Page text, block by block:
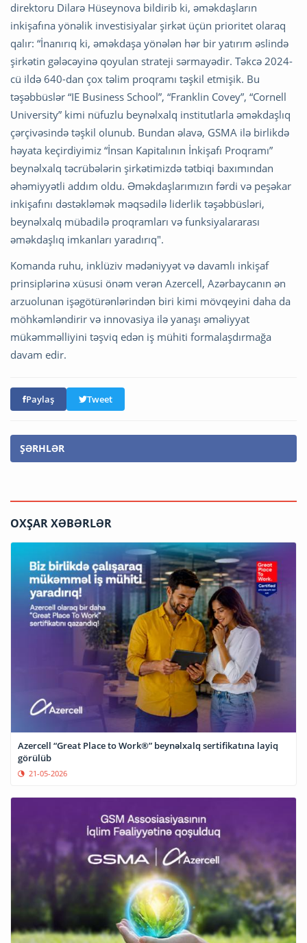
direktoru Dilarə Hüseynova bildirib ki, əməkdaşların
inkişafına yönəlik investisiyalar şirkət üçün prioritet olaraq
qalır: “İnanırıq ki, əməkdaşa yönələn hər bir yatırım əslində
şirkətin gələcəyinə qoyulan strateji sərmayədir. Təkcə 2024-
cü ildə 640-dan çox təlim proqramı təşkil etmişik. Bu
təşəbbüslər “IE Business School”, “Franklin Covey”, “Cornell
University” kimi nüfuzlu beynəlxalq institutlarla əməkdaşlıq
çərçivəsində təşkil olunub. Bundan əlavə, GSMA ilə birlikdə
həyata keçirdiyimiz “İnsan Kapitalının İnkişafı Proqramı”
beynəlxalq təcrübələrin şirkətimizdə tətbiqi baxımından
əhəmiyyətli addım oldu. Əməkdaşlarımızın fərdi və peşəkar
inkişafını dəstəkləmək məqsədilə liderlik təşəbbüsləri,
beynəlxalq mübadilə proqramları və funksiyalararası
əməkdaşlıq imkanları yaradırıq".
Komanda ruhu, inklüziv mədəniyyət və davamlı inkişaf
prinsiplərinə xüsusi önəm verən Azercell, Azərbaycanın ən
arzuolunan işəgötürənlərindən biri kimi mövqeyini daha da
möhkəmləndirir və innovasiya ilə yanaşı əməliyyat
mükəmməlliyini təşviq edən iş mühiti formalaşdırmağa
davam edir.
Paylaş Tweet
ŞƏRHLƏR
OXŞAR XƏBƏRLƏR
Azercell “Great Place to Work®” beynəlxalq sertifikatına layiq
görülüb
21-05-2026